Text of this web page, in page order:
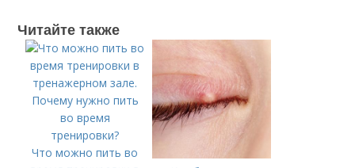
Читайте также
Что можно пить во